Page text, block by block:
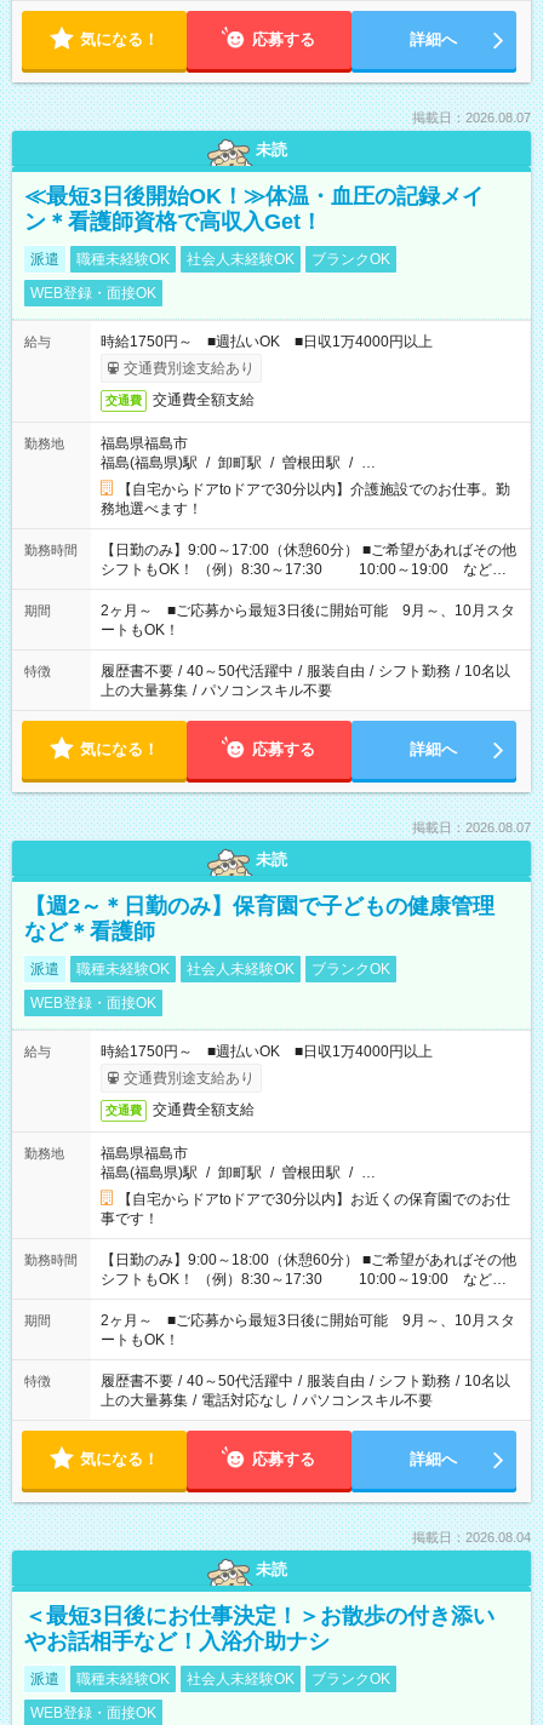
気になる！ 応募する 詳細へ
掲載日：2026.08.07
未読
≪最短3日後開始OK！≫体温・血圧の記録メイ
ン＊看護師資格で高収入Get！
派遣 職種未経験OK 社会人未経験OK
ブランクOK
WEB登録・面接OK
給与
時給1750円～ ■週払いOK ■日収1万4000円以上
交通費別途支給あり
交通費 交通費全額支給
勤務地
福島県福島市
福島(福島県)駅 / 卸町駅 / 曽根田駅 / …
【自宅からドアtoドアで30分以内】介護施設でのお仕事。勤
務地選べます！
勤務時間
【日勤のみ】9:00～17:00（休憩60分） ■ご希望があればその他
シフトもOK！ （例）8:30～17:30 10:00～19:00 など
「家族とお休みを合わせたい」 「できれば残業はしたくない」
など、あなたのご希望に沿ったお仕事をご紹介します！ ※Wワ
ーク希望の方へ 今ご覧のお仕事で希望する勤務時間と、もう1つ
のお仕事の勤務時間。 合計で週40時間を超える場合は応募でき
ません
期間
2ヶ月～ ■ご応募から最短3日後に開始可能 9月～、10月スタ
ートもOK！
特徴 履歴書不要 / 40～50代活躍中 / 服装自由 / シフト勤務 / 10名以
上の大量募集 / パソコンスキル不要
気になる！ 応募する 詳細へ
掲載日：2026.08.07
未読
【週2～＊日勤のみ】保育園で子どもの健康管理
など＊看護師
派遣 職種未経験OK 社会人未経験OK
ブランクOK
WEB登録・面接OK
給与
時給1750円～ ■週払いOK ■日収1万4000円以上
交通費別途支給あり
交通費 交通費全額支給
勤務地
福島県福島市
福島(福島県)駅 / 卸町駅 / 曽根田駅 / …
【自宅からドアtoドアで30分以内】お近くの保育園でのお仕
事です！
勤務時間
【日勤のみ】9:00～18:00（休憩60分） ■ご希望があればその他
シフトもOK！ （例）8:30～17:30 10:00～19:00 など
「家族とお休みを合わせたい」 「余裕を持って夕飯の準備がし
たい」 「できれば残業はしたくない」 など、ご希望があれば教
えてくださいね。 ※Wワーク希望の方へ 今ご覧のお仕事で希望
する勤務時間と、もう1つのお仕事の勤務時間。 合計で週40時
間を超える場合は応募できません
期間
2ヶ月～ ■ご応募から最短3日後に開始可能 9月～、10月スタ
ートもOK！
特徴 履歴書不要 / 40～50代活躍中 / 服装自由 / シフト勤務 / 10名以
上の大量募集 / 電話対応なし / パソコンスキル不要
気になる！ 応募する 詳細へ
掲載日：2026.08.04
未読
＜最短3日後にお仕事決定！＞お散歩の付き添い
やお話相手など！入浴介助ナシ
派遣 職種未経験OK 社会人未経験OK
ブランクOK
WEB登録・面接OK